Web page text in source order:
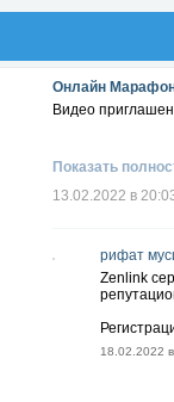
Онлайн
Видео
Показать
13.02.2022 в
рифат
Zenlink
18.02.2022